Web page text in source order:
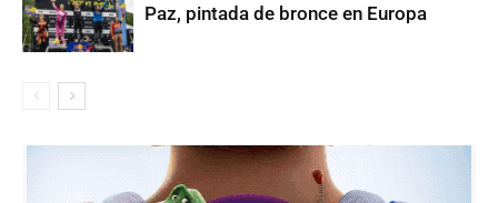
Paz, pintada de bronce en Europa